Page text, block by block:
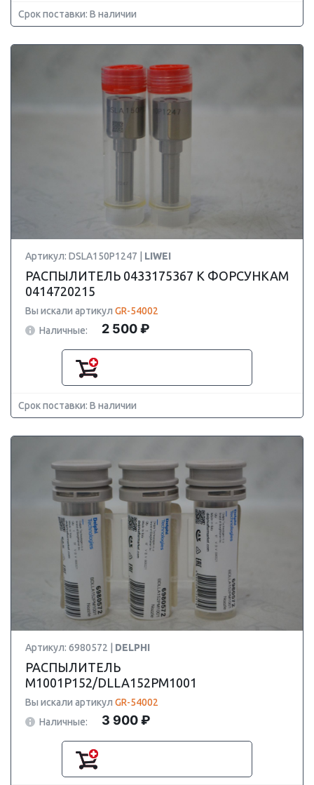
Срок поставки: В наличии
Артикул: DSLA150P1247 | LIWEI
РАСПЫЛИТЕЛЬ 0433175367 К ФОРСУНКАМ
0414720215
Вы искали артикул GR-54002
Наличные:
2 500 ₽
Срок поставки: В наличии
Артикул: 6980572 | DELPHI
РАСПЫЛИТЕЛЬ
M1001P152/DLLA152PM1001
Вы искали артикул GR-54002
Наличные:
3 900 ₽